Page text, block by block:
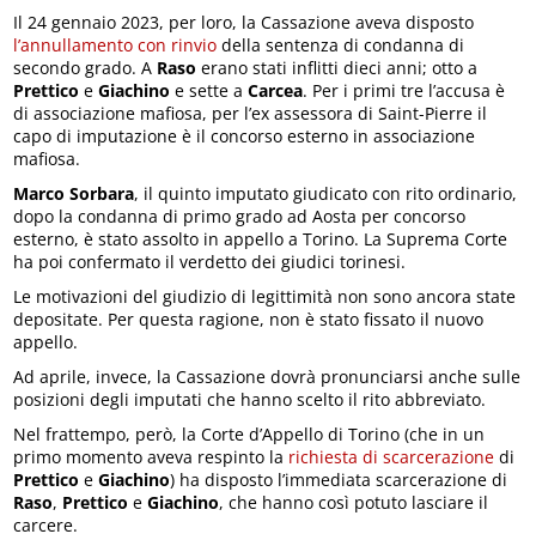
Il 24 gennaio 2023, per loro, la Cassazione aveva disposto
l’annullamento con rinvio della sentenza di condanna di
secondo grado. A Raso erano stati inflitti dieci anni; otto a
Prettico eGiachino e sette aCarcea. Per i primi tre l’accusa è
di associazione mafiosa, per l’ex assessora di Saint-Pierre il
capo di imputazione è il concorso esterno in associazione
mafiosa.
Marco Sorbara, il quinto imputato giudicato con rito ordinario,
dopo la condanna di primo grado ad Aosta per concorso
esterno, è stato assolto in appello a Torino. La Suprema Corte
ha poi confermato il verdetto dei giudici torinesi.
Le motivazioni del giudizio di legittimità non sono ancora state
depositate. Per questa ragione, non è stato fissato il nuovo
appello.
Ad aprile, invece, la Cassazione dovrà pronunciarsi anche sulle
posizioni degli imputati che hanno scelto il rito abbreviato.
Nel frattempo, però, la Corte d’Appello di Torino (che in un
primo momento aveva respinto la richiesta di scarcerazione di
Prettico eGiachino) ha disposto l’immediata scarcerazione di
Raso, Prettico e Giachino, che hanno così potuto lasciare il
carcere.